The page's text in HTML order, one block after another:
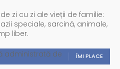
zi cu zi ale vieții de familie:
speciale, sarcină, animale,
liber.
ÎMI PLACE
administrată de